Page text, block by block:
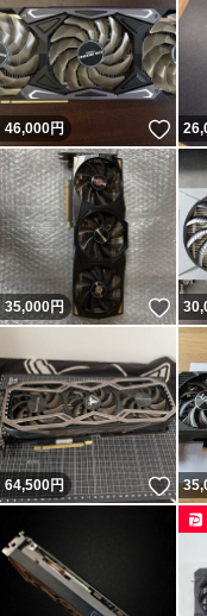
46,000円 い
35,000円 い
64,500円 い